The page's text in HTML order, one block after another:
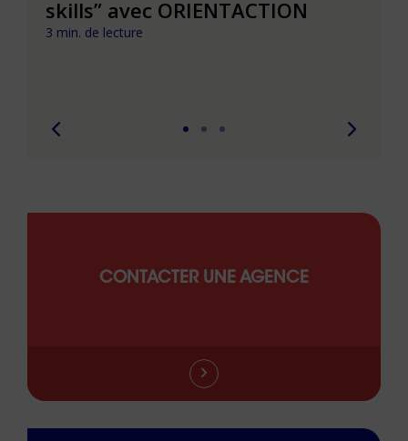
skills” avec ORIENTACTION
3 min. de lecture
CONTACTER UNE AGENCE